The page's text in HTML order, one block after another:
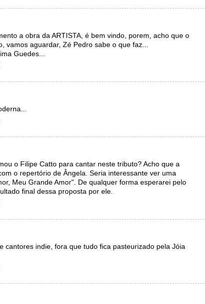
a obra da ARTISTA, é bem vindo, porem, acho que o
vamos aguardar, Zé Pedro sabe o que faz...
Guedes...
o Filipe Catto para cantar neste tributo? Acho que a
o repertório de Ângela. Seria interessante ver uma
Meu Grande Amor". De qualquer forma esperarei pelo
final dessa proposta por ele.
cantores indie, fora que tudo fica pasteurizado pela Jóia